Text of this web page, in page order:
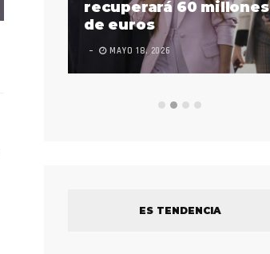
recuperará 60 millones
de euros
MAYO 18, 2026
ES TENDENCIA